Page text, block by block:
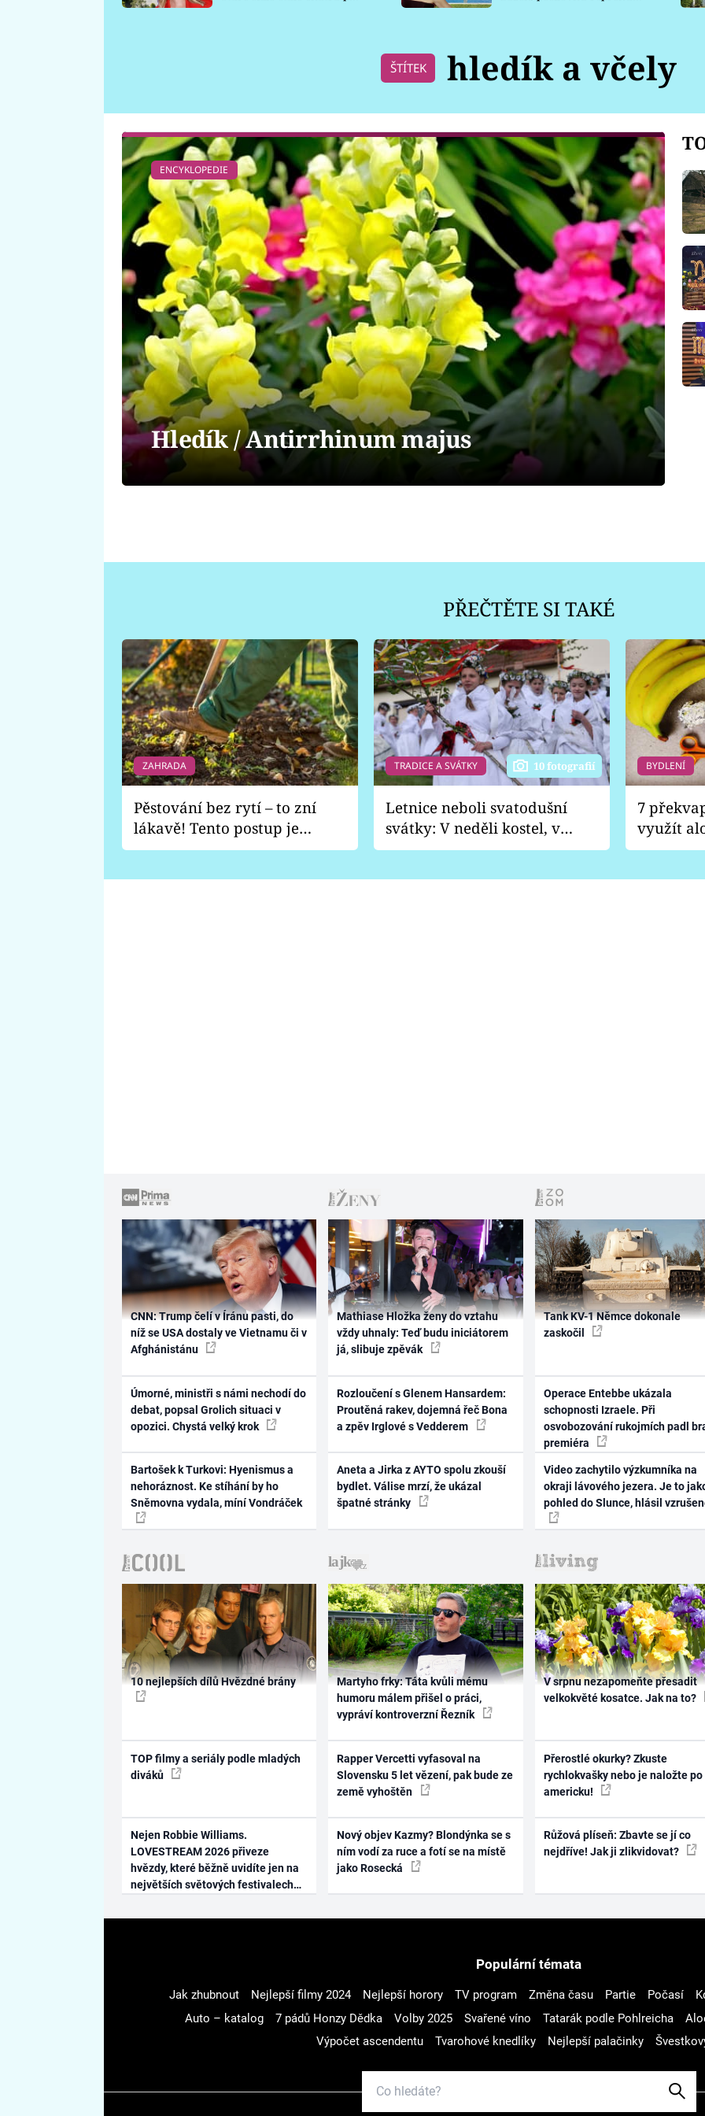
ŠTÍTEK hledík a včely
ENCYKLOPEDIE
Hledík / Antirrhinum majus
PŘEČTĚTE SI TAKÉ
ZAHRADA
Pěstování bez rytí – to zní
lákavě! Tento postup je
vhodný jen pro některé
TRADICE A SVÁTKY 10 fotografií
Letnice neboli svatodušní
svátky: V neděli kostel, v
pondělí zábava
BYDLENÍ
7
využít
CNN: Trump čelí v Íránu pasti, do
níž se USA dostaly ve Vietnamu či v
Afghánistánu
Úmorné, ministři s námi nechodí do
debat, popsal Grolich situaci v
opozici. Chystá velký krok
Bartošek k Turkovi: Hyenismus a
nehoráznost. Ke stíhání by ho
Sněmovna vydala, míní Vondráček
Mathiase Hložka ženy do vztahu
vždy uhnaly: Teď budu iniciátorem
já, slibuje zpěvák
Rozloučení s Glenem Hansardem:
Proutěná rakev, dojemná řeč Bona
a zpěv Irglové s Vedderem
Aneta a Jirka z AYTO spolu zkouší
bydlet. Válise mrzí, že ukázal
špatné stránky
Tank KV-1 Němce dokonale
zaskočil
Operace Entebbe ukázala
schopnosti Izraele. Při
osvobozování rukojmích padl
premiéra
Video zachytilo výzkumníka na
okraji lávového jezera. Je to
pohled do Slunce, hlásil
10 nejlepších dílů Hvězdné brány
TOP filmy a seriály podle mladých
diváků
Nejen Robbie Williams.
LOVESTREAM 2026 přiveze
hvězdy, které běžně uvidíte jen na
největších světových festivalech
Martyho frky: Táta kvůli mému
humoru málem přišel o práci,
vypráví kontroverzní Řezník
Rapper Vercetti vyfasoval na
Slovensku 5 let vězení, pak bude ze
země vyhoštěn
Nový objev Kazmy? Blondýnka se s
ním vodí za ruce a fotí se na místě
jako Rosecká
V srpnu nezapomeňte přesadit
velkokvěté kosatce. Jak na to?
Přerostlé okurky? Zkuste
rychlokvašky nebo je naložte po
americku!
Růžová plíseň: Zbavte se jí co
nejdříve! Jak ji zlikvidovat?
Populární témata
Jak zhubnout Nejlepší filmy 2024 Nejlepší horory TV program Změna času Partie Počasí
Auto – katalog
7 pádů Honzy Dědka Volby 2025 Svařené víno Tatarák podle Pohlreicha
Výpočet ascendentu
Tvarohové knedlíky Nejlepší palačinky